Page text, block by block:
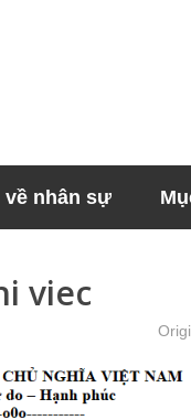
về nhân sự
viec